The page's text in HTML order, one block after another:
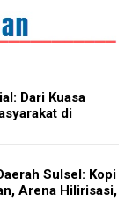
Dari Kuasa
di
Sulsel: Kopi
Arena Hilirisasi,